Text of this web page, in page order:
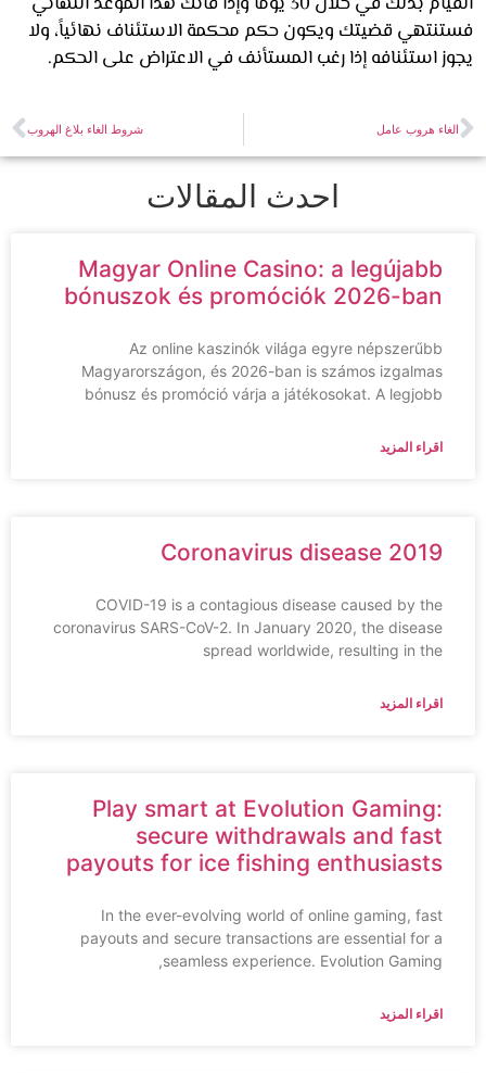
قضيتك ويكون حكم محكمة الاستئناف نهائياً، ولا
استئنافه إذا رغب المستأنف في الاعتراض على الحكم.
هروب عامل شروط الغاء بلاغ الهروب
احدث المقالات
Magyar Online Casino: a legújabb
bónuszok és promóciók 2026-ban
Az online kaszinók világa egyre népszerűbb
Magyarországon, és 2026-ban is számos izgalmas
bónusz és promóció várja a játékosokat. A legjobb
اقراء المزيد
Coronavirus disease 2019
COVID-19 is a contagious disease caused by the
coronavirus SARS-CoV-2. In January 2020, the disease
spread worldwide, resulting in the
اقراء المزيد
Play smart at Evolution Gaming:
secure withdrawals and fast
payouts for ice fishing enthusiasts
In the ever-evolving world of online gaming, fast
payouts and secure transactions are essential for a
seamless experience. Evolution Gaming,
اقراء المزيد